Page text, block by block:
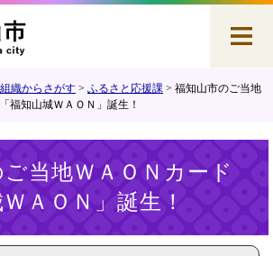
組織からさがす > ふるさと応援課 > 福知山市のご当地
福知山城ＷＡＯＮ」誕生！
当地ＷＡＯＮカード
ＷＡＯＮ」誕生！